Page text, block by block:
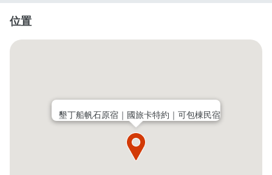
位置
墾丁船帆石原宿｜國旅卡特約｜可包棟民宿